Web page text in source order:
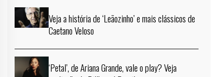
Veja a história de ‘Leãozinho’ e mais clássicos de
Caetano Veloso
‘Petal’, de Ariana Grande, vale o play? Veja